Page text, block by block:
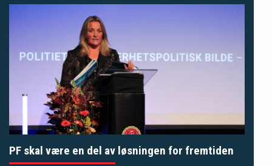
PF skal være en del av løsningen for fremtiden